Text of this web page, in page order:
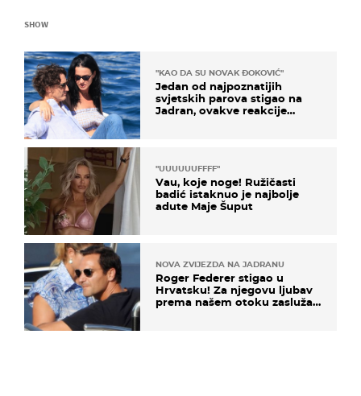
SHOW
"KAO DA SU NOVAK ĐOKOVIĆ"
Jedan od najpoznatijih
svjetskih parova stigao na
Jadran, ovakve reakcije
"UUUUUUFFFF"
Vau, koje noge! Ružičasti
badić istaknuo je najbolje
adute Maje Šuput
NOVA ZVIJEZDA NA JADRANU
Roger Federer stigao u
Hrvatsku! Za njegovu ljubav
prema našem otoku zaslužan